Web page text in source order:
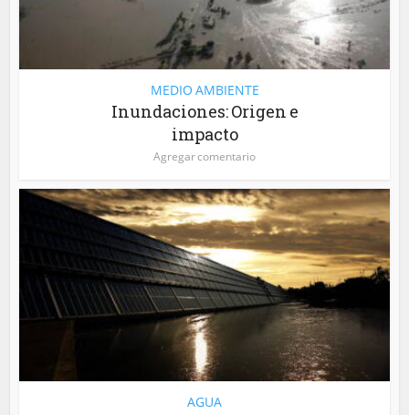
MEDIO AMBIENTE
Inundaciones: Origen e
impacto
Agregar comentario
AGUA